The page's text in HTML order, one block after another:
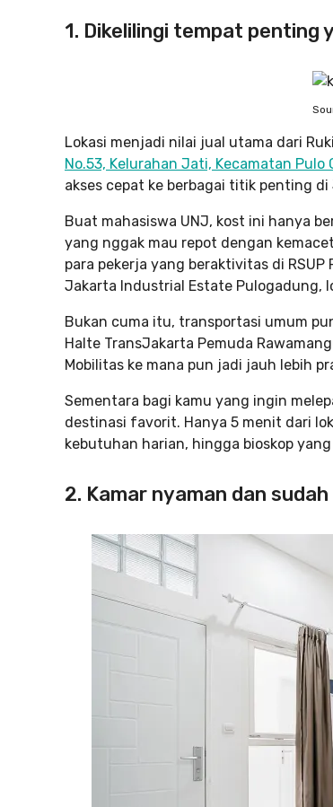
1. Dikelilingi tempat penting
Lokasi menjadi nilai jual utama dari
No.53, Kelurahan Jati, Kecamatan
akses cepat ke berbagai titik penting di
Buat mahasiswa UNJ, kost ini hanya
yang nggak mau repot dengan
para pekerja yang beraktivitas di
Jakarta Industrial Estate Pulogadung,
Bukan cuma itu, transportasi umum
Halte TransJakarta Pemuda
Mobilitas ke mana pun jadi jauh lebih
Sementara bagi kamu yang ingin
destinasi favorit. Hanya 5 menit dari
kebutuhan harian, hingga bioskop
2. Kamar nyaman dan